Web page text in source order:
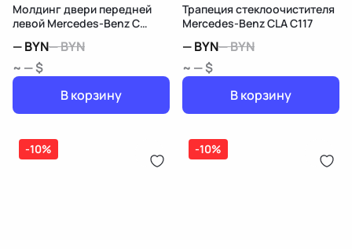
Молдинг двери передней
левой Mercedes-Benz C
—BYN—BYN
~ — $
В корзину
Трапеция стеклоочистителя
Mercedes-Benz CLA C117
—BYN—BYN
~ — $
В корзину
-10% -10%